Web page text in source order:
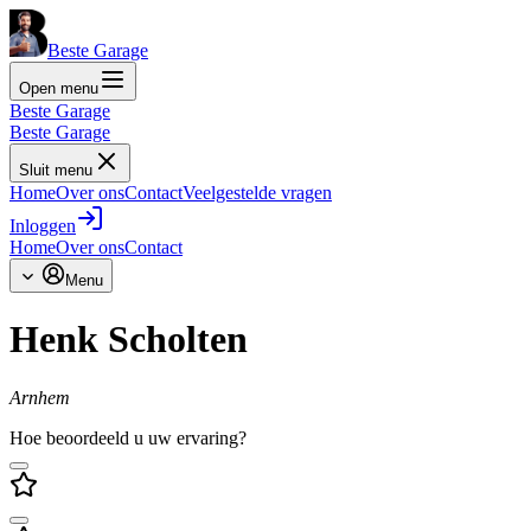
Beste Garage
Open menu
Beste Garage
Beste Garage
Sluit menu
HomeOver onsContactVeelgestelde vragen
Inloggen
HomeOver onsContact
Menu
Henk Scholten
Arnhem
Hoe beoordeeld u uw ervaring?